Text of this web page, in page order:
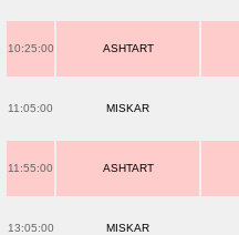
10:25:00 ASHTART
11:05:00 MISKAR
11:55:00 ASHTART
13:05:00 MISKAR